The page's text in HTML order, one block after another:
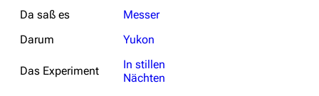
Da saß es
Messer
Darum
Yukon
Das Experiment
In stillen
Nächten